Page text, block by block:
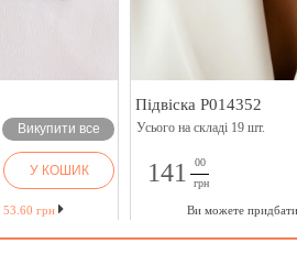
Викупити все
У КОШИК
53.60 грн
Підвіска P014352
Усього на складі 19 шт.
141
00
грн
Ви можете придбати